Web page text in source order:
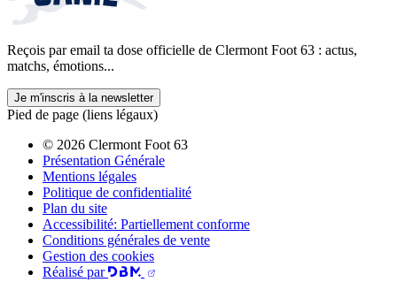
Reçois par email ta dose officielle de Clermont Foot 63 : actus,
matchs, émotions...
Je m'inscris à la newsletter
Pied de page (liens légaux)
© 2026 Clermont Foot 63
Présentation Générale
Mentions légales
Politique de confidentialité
Plan du site
Accessibilité: Partiellement conforme
Conditions générales de vente
Gestion des cookies
Réalisé par